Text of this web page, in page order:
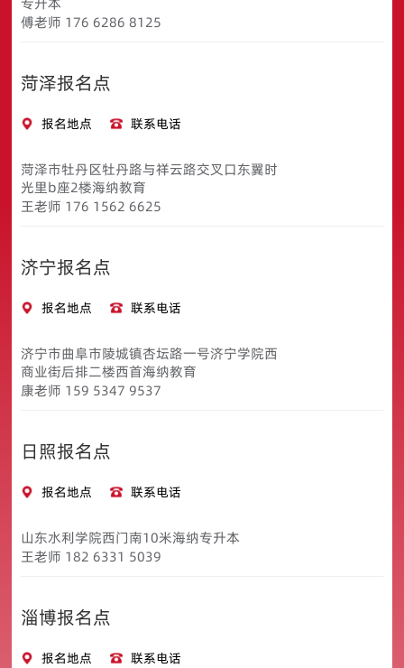
傅老师 176 6286 8125
菏泽报名点
报名地点 联系电话
菏泽市牡丹区牡丹路与祥云路交叉口东翼时
光里b座2楼海纳教育
王老师 176 1562 6625
济宁报名点
报名地点 联系电话
济宁市曲阜市陵城镇杏坛路一号济宁学院西
商业街后排二楼西首海纳教育
康老师 159 5347 9537
日照报名点
报名地点 联系电话
山东水利学院西门南10米海纳专升本
王老师 182 6331 5039
淄博报名点
报名地点 联系电话